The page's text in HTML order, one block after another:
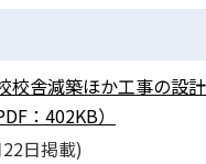
校舎減築ほか工事の設
：402KB）
⽇掲載)